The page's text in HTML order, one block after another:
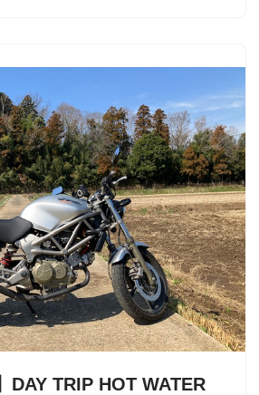
DAY TRIP HOT WATER